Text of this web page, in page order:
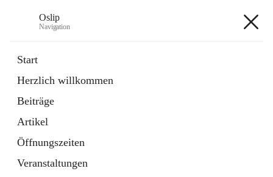
Oslip
Navigation
Start
Herzlich willkommen
Beiträge
Artikel
Öffnungszeiten
Veranstaltungen
Externe Webseite
in
Tab
Bundeskanzleramt Österreich
Externe Webseite
öffnet
in
neuem
Tab